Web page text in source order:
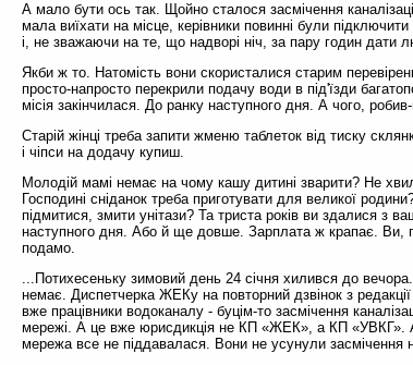
А мало бути ось так. Щойно сталося засмічення
мала виїхати на місце, керівники повинні були
і, не зважаючи на те, що надворі ніч, за пару годин дати
Якби ж то. Натомість вони скористалися старим
просто-напросто перекрили подачу води в під'їзди
місія закінчилася. До ранку наступного дня. А чого,
Старій жінці треба запити жменю таблеток від тиску
і чіпси на додачу купиш.
Молодій мамі немає на чому кашу дитині зварити? Не
Господині сніданок треба приготувати для великої
підмитися, змити унітази? Та триста років ви здалися
наступного дня. Або й ще довше. Зарплата ж крапає. Ви,
подамо.
...Потихесеньку зимовий день 24 січня хилився до
немає. Диспетчерка ЖЕКу на повторний дзвінок з
вже працівники водоканалу - буцім-то засмічення
мережі. А це вже юрисдикція не КП «ЖЕК», а КП «УВКГ».
мережа все не піддавалася. Вони не усунули засмічення